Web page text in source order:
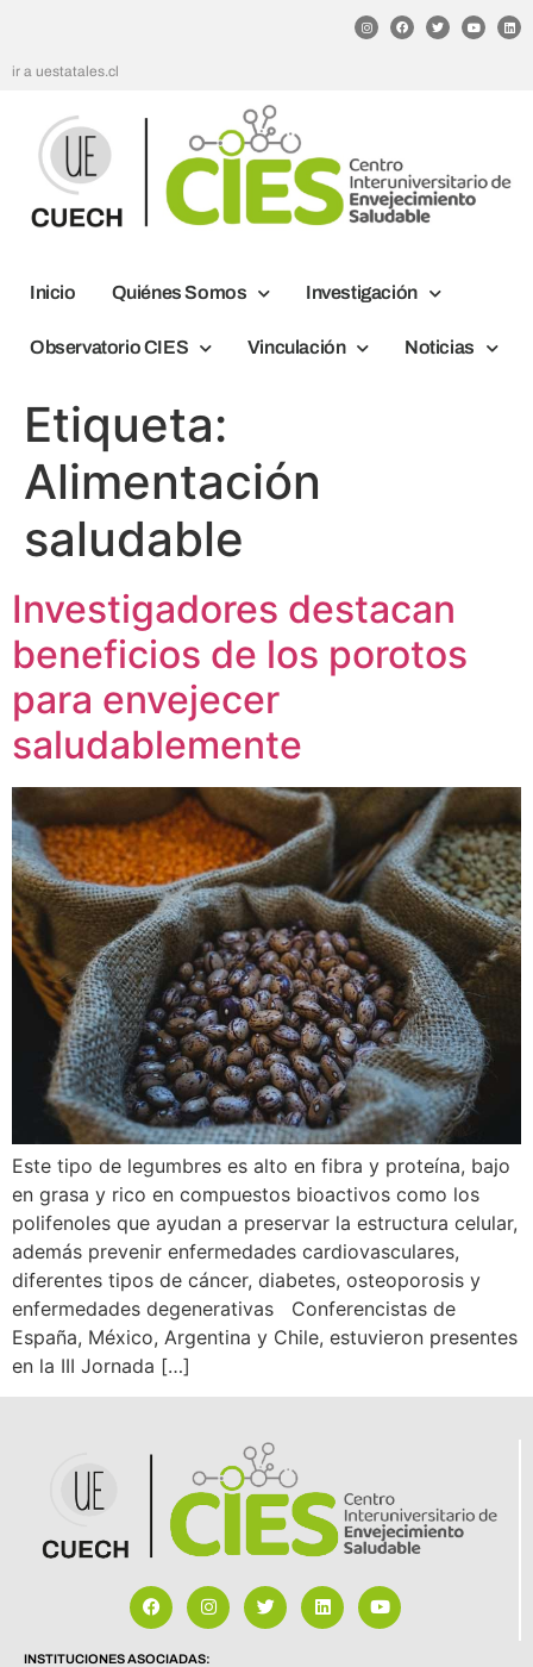
ir a uestatales.cl
Inicio Quiénes Somos Investigación
Observatorio CIES Vinculación Noticias
Etiqueta:
Alimentación
saludable
Investigadores destacan
beneficios de los porotos
para envejecer
saludablemente
Este tipo de legumbres es alto en fibra y proteína, bajo
en grasa y rico en compuestos bioactivos como los
polifenoles que ayudan a preservar la estructura celular,
además prevenir enfermedades cardiovasculares,
diferentes tipos de cáncer, diabetes, osteoporosis y
enfermedades degenerativas Conferencistas de
España, México, Argentina y Chile, estuvieron presentes
en la III Jornada […]
INSTITUCIONES ASOCIADAS: